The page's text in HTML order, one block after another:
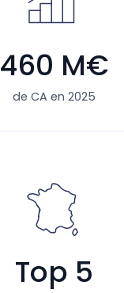
460 M€
de CA en 2025
Top 5